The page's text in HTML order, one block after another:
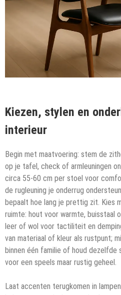
Kiezen, stylen en
interieur
Begin met maatvoering: stem de
op je tafel, check of armleuningen
circa 55-60 cm per stoel voor
de rugleuning je onderrug
bepaalt hoe lang je prettig zit. Kies
ruimte: hout voor warmte, buisstaal
leer of wol voor tactiliteit en
van materiaal of kleur als rustpunt;
binnen één familie of houd dezelfde
voor een speels maar rustig geheel.
Laat accenten terugkomen in